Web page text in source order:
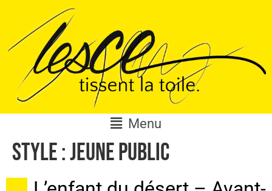
Menu
Style :Jeune public